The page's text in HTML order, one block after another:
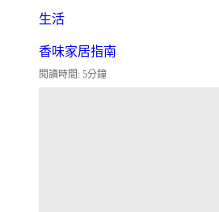
生活
香味家居指南
閱讀時間: 5分鐘